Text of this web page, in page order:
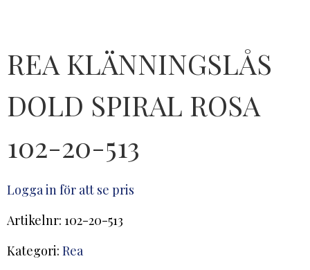
REA KLÄNNINGSLÅS
DOLD SPIRAL ROSA
102-20-513
Logga in för att se pris
Artikelnr: 102-20-513
Kategori: Rea